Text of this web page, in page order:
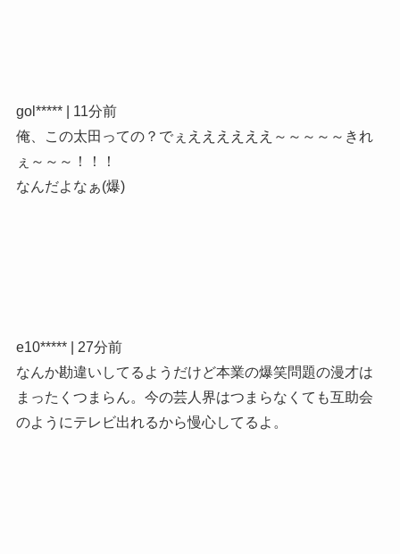
gol***** | 11分前
俺、この太田っての？でぇええええええ～～～～～きれ
ぇ～～～！！！
なんだよなぁ(爆)
e10***** | 27分前
なんか勘違いしてるようだけど本業の爆笑問題の漫才は
まったくつまらん。今の芸人界はつまらなくても互助会
のようにテレビ出れるから慢心してるよ。